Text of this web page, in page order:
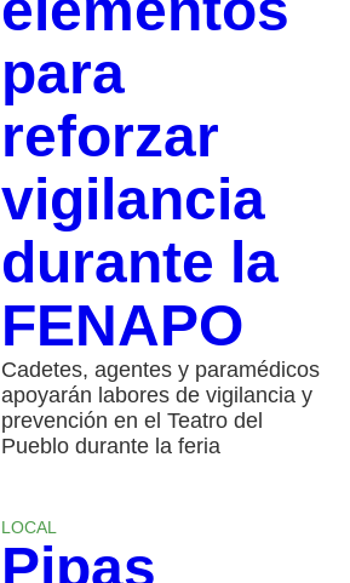
para
reforzar
vigilancia
durante la
FENAPO
Cadetes, agentes y paramédicos
apoyarán labores de vigilancia y
prevención en el Teatro del
Pueblo durante la feria
LOCAL
Pipas